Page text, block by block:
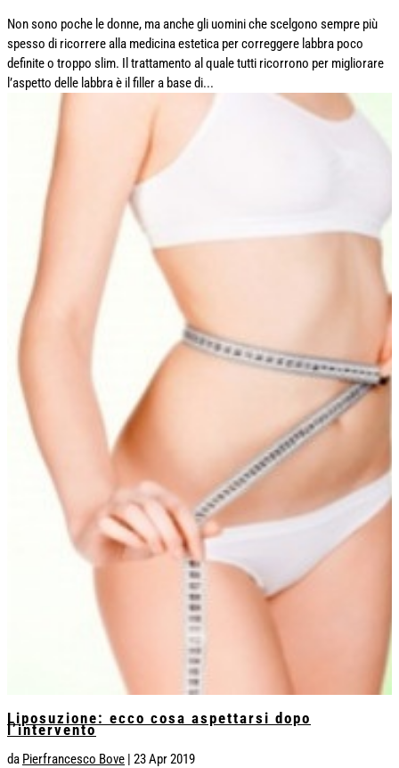
Non sono poche le donne, ma anche gli uomini che scelgono sempre più
spesso di ricorrere alla medicina estetica per correggere labbra poco
definite o troppo slim. Il trattamento al quale tutti ricorrono per migliorare
l’aspetto delle labbra è il filler a base di...
Liposuzione: ecco cosa aspettarsi dopo
l’intervento
da Pierfrancesco Bove | 23 Apr 2019